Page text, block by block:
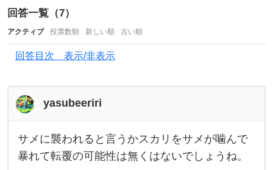
で
も
い
い
の
で
す
が
、
回答一覧（7）
アクティブ 投票数順 新しい順 古い順
回答目次 表示/非表示
yasubeeriri
サ
メ
に
サメに襲われると言うかスカリをサメが噛んで
暴れて転覆の可能性は無くはないでしょうね。